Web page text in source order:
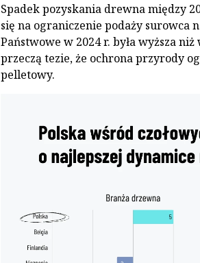
Spadek pozyskania drewna między
się na ograniczenie podaży surowca
Państwowe w 2024 r. była wyższa
przeczą tezie, że ochrona przyrody
pelletowy.